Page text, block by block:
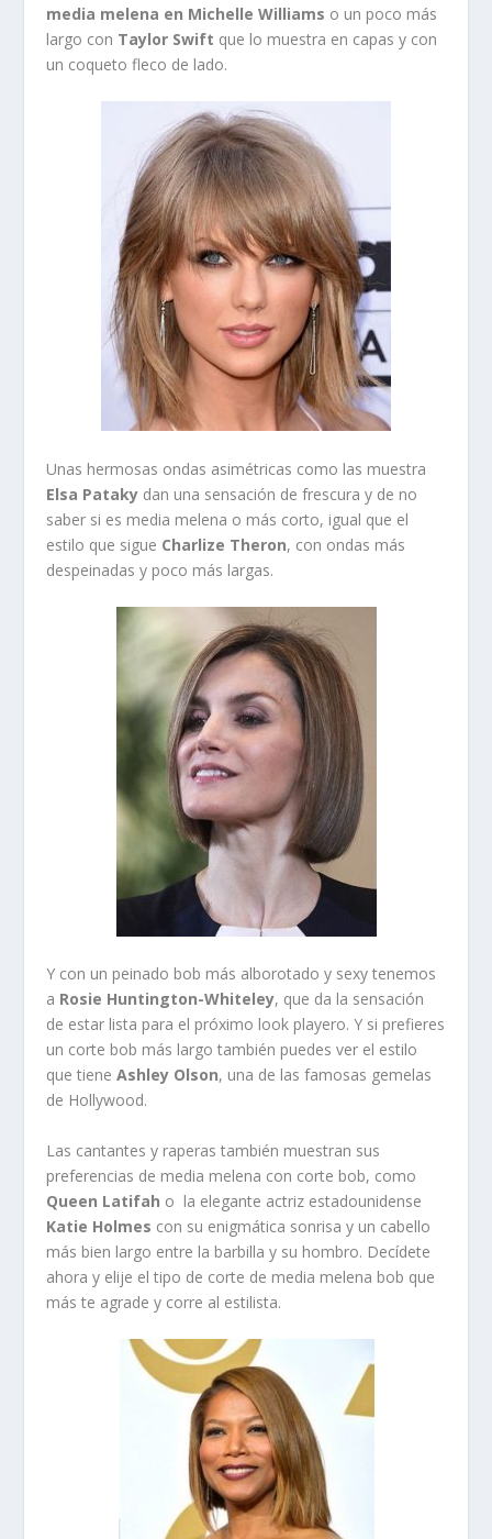
media melena en Michelle Williams o un poco más
largo con Taylor Swift que lo muestra en capas y con
un coqueto fleco de lado.
Unas hermosas ondas asimétricas como las muestra
Elsa Pataky dan una sensación de frescura y de no
saber si es media melena o más corto, igual que el
estilo que sigue Charlize Theron, con ondas más
despeinadas y poco más largas.
Y con un peinado bob más alborotado y sexy tenemos
a Rosie Huntington-Whiteley, que da la sensación
de estar lista para el próximo look playero. Y si prefieres
un corte bob más largo también puedes ver el estilo
que tieneAshley Olson, una de las famosas gemelas
de Hollywood.
Las cantantes y raperas también muestran sus
preferencias de media melena con corte bob, como
Queen Latifah o la elegante actriz estadounidense
Katie Holmes con su enigmática sonrisa y un cabello
más bien largo entre la barbilla y su hombro. Decídete
ahora y elije el tipo de corte de media melena bob que
más te agrade y corre al estilista.